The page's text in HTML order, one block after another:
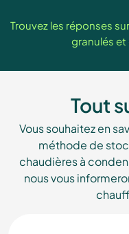
Trouvez les réponses
granulés
Tout
Vous souhaitez en
méthode de
chaudières à
nous vous